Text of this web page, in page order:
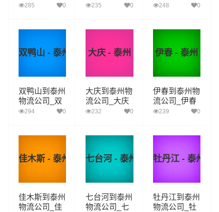
齐齐哈尔到泰
285 0
到泰州货运_
235 0
到泰州货运_
248 0
双鸭山 - 泰州
双鸭山到泰州
物流公司_双
鸭山到泰州货
294 0
大庆 - 泰州
大庆到泰州物
流公司_大庆
到泰州货运_
232 0
伊春 - 泰州
伊春到泰州物
流公司_伊春
到泰州货运_
239 0
佳木斯 - 泰州
佳木斯到泰州
物流公司_佳
七台河 - 泰州
七台河到泰州
物流公司_七
牡丹江 - 泰州
牡丹江到泰州
物流公司_牡